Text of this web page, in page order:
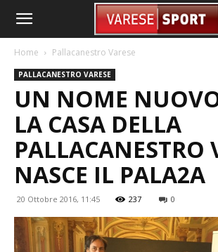
Home Pallacanestro Varese
PALLACANESTRO VARESE
UN NOME
LA CASA DELLA
PALLACANESTRO
NASCE IL PALA2A
20 Ottobre 2016, 11:45 237 0